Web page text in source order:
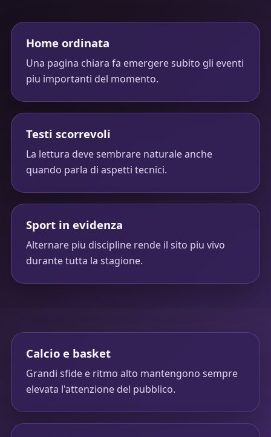
Home ordinata
Una pagina chiara fa emergere subito gli eventi
piu importanti del momento.
Testi scorrevoli
La lettura deve sembrare naturale anche
quando parla di aspetti tecnici.
Sport in evidenza
Alternare piu discipline rende il sito piu vivo
durante tutta la stagione.
Calcio e basket
Grandi sfide e ritmo alto mantengono sempre
elevata l'attenzione del pubblico.